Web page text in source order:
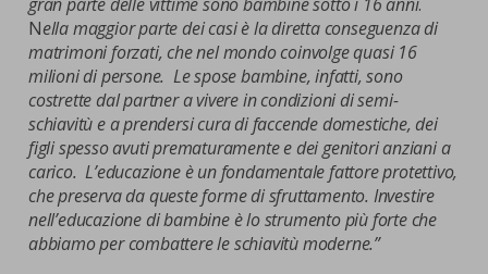
Nella maggior parte dei casi è la diretta conseguenza di
matrimoni forzati, che nel mondo coinvolge quasi 16
milioni di persone. Le spose bambine, infatti, sono
costrette dal partner a vivere in condizioni di semi-
schiavitù e a prendersi cura di faccende domestiche, dei
figli spesso avuti prematuramente e dei genitori anziani a
carico. L’educazione è un fondamentale fattore protettivo,
che preserva da queste forme di sfruttamento. Investire
nell’educazione di bambine è lo strumento più forte che
abbiamo per combattere le schiavitù moderne.”